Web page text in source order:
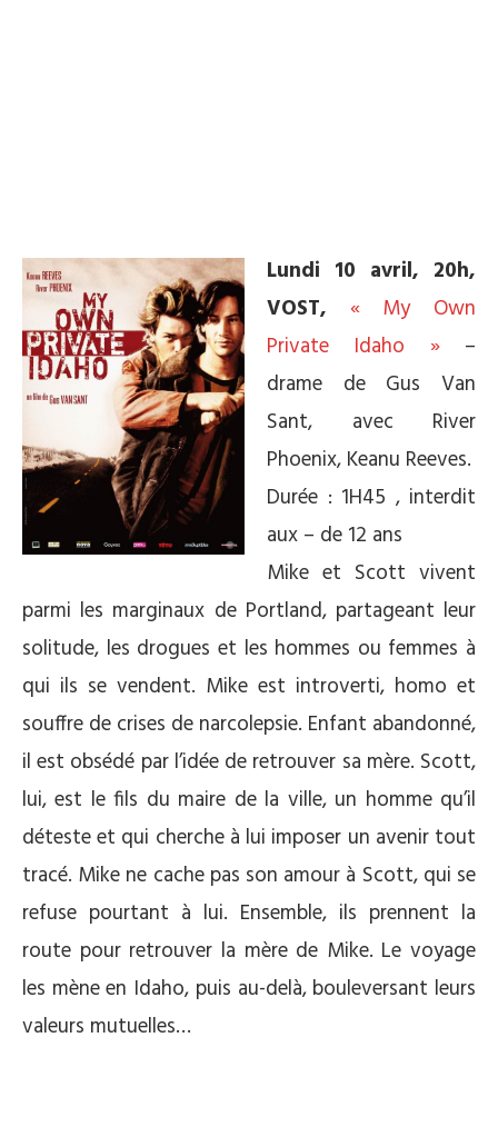
Lundi 10 avril, 20h,
VOST,
« My Own
Private Idaho »–
drame de Gus Van
Sant, avec River
Phoenix, Keanu Reeves.
Durée : 1H45 , interdit
aux – de 12 ans
Mike et Scott vivent
parmi les marginaux de Portland, partageant leur
solitude, les drogues et les hommes ou femmes à
qui ils se vendent. Mike est introverti, homo et
souffre de crises de narcolepsie. Enfant abandonné,
il est obsédé par l’idée de retrouver sa mère. Scott,
lui, est le fils du maire de la ville, un homme qu’il
déteste et qui cherche à lui imposer un avenir tout
tracé. Mike ne cache pas son amour à Scott, qui se
refuse pourtant à lui. Ensemble, ils prennent la
route pour retrouver la mère de Mike. Le voyage
les mène en Idaho, puis au-delà, bouleversant leurs
valeurs mutuelles…